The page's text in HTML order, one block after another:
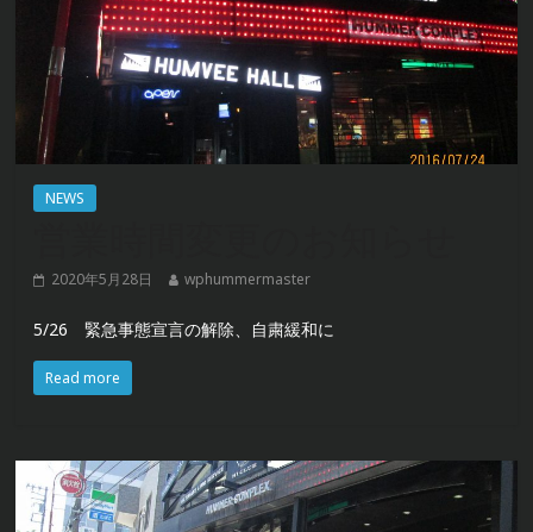
NEWS
2020年5月28日 wphummermaster
5/26 緊急事態宣言の解除、自粛緩和に
Read more